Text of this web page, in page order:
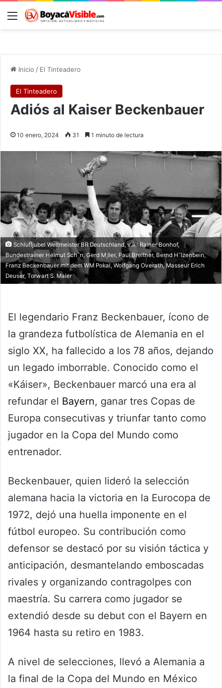
Menú
Inicio / El Tinteadero
El Tinteadero
Adiós al Kaiser Beckenbauer
10 enero, 2024 31 1 minuto de lectura
Schluﬂjubel Weltmeister BR Deutschland, v.li.: Rainer Bonhof,
Bundestrainer Helmut Schˆn, Gerd M¸ller, Paul Breitner, Bernd Hˆlzenbein,
Franz Beckenbauer mit dem WM Pokal, Wolfgang Overath, Masseur Erich
Deuser, Torwart S. Maier
El legendario Franz Beckenbauer, ícono de
la grandeza futbolística de Alemania en el
siglo XX, ha fallecido a los 78 años, dejando
un legado imborrable. Conocido como el
«Káiser», Beckenbauer marcó una era al
refundar el Bayern, ganar tres Copas de
Europa consecutivas y triunfar tanto como
jugador en la Copa del Mundo como
entrenador.
Beckenbauer, quien lideró la selección
alemana hacia la victoria en la Eurocopa de
1972, dejó una huella imponente en el
fútbol europeo. Su contribución como
defensor se destacó por su visión táctica y
anticipación, desmantelando emboscadas
rivales y organizando contragolpes con
maestría. Su carrera como jugador se
extendió desde su debut con el Bayern en
1964 hasta su retiro en 1983.
A nivel de selecciones, llevó a Alemania a
la final de la Copa del Mundo en México